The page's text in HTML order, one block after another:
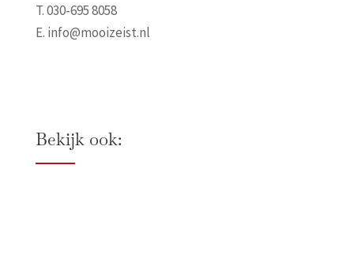
T. 030-695 8058
E. info@mooizeist.nl
Bekijk ook: